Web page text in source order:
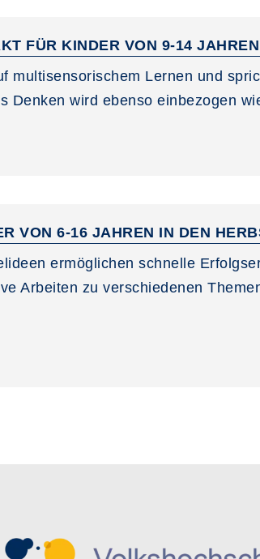
FÜR KINDER VON 9-14 JAHREN
multisensorischem Lernen und
Denken wird ebenso einbezogen
VON 6-16 JAHREN IN DEN
ermöglichen schnelle
Arbeiten zu verschiedenen